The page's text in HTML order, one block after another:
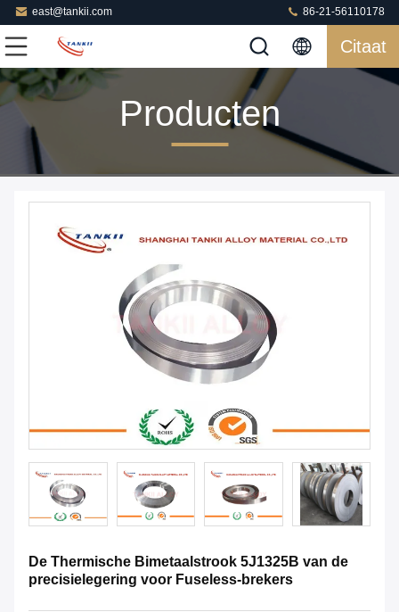
east@tankii.com 86-21-56110178
Citaat
Producten
De Thermische Bimetaalstrook 5J1325B van de
precisielegering voor Fuseless-brekers